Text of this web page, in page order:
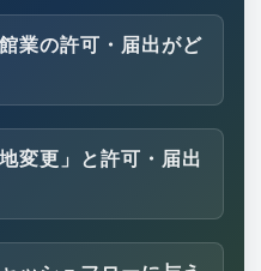
業の許可・届出がど
変更」と許可・届出